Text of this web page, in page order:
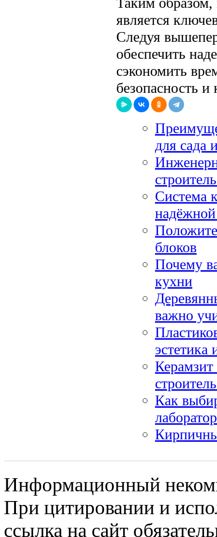
является
Следуя
обеспечить
сэкономить
безопасность
для сада
Система
блоков
Почему
кухни
важно
эстетика
Как
Информационный
При цитировании и
ссылка на сайт